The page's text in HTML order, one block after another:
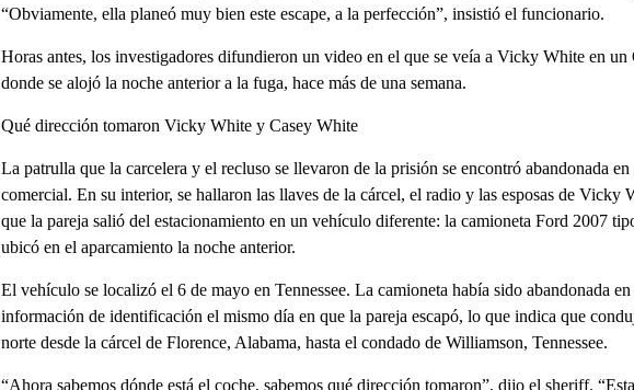
“Obviamente, ella planeó muy bien este escape, a la perfección”, insistió el funcionario.
Horas antes, los investigadores difundieron un video en el que se veía a Vicky White en
donde se alojó la noche anterior a la fuga, hace más de una semana.
Qué dirección tomaron Vicky White y Casey White
La patrulla que la carcelera y el recluso se llevaron de la prisión se encontró abandonada
comercial. En su interior, se hallaron las llaves de la cárcel, el radio y las esposas de Vicky
que la pareja salió del estacionamiento en un vehículo diferente: la camioneta Ford 2007
ubicó en el aparcamiento la noche anterior.
El vehículo se localizó el 6 de mayo en Tennessee. La camioneta había sido abandonada
información de identificación el mismo día en que la pareja escapó, lo que indica que
norte desde la cárcel de Florence, Alabama, hasta el condado de Williamson, Tennessee.
“Ahora sabemos dónde está el coche, sabemos qué dirección tomaron”, dijo el sheriff.